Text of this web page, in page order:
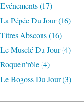
Evénements(17)
La Pépée Du Jour(16)
Titres Abscons(16)
Le Musclé Du Jour(4)
Roque'n'rôle(4)
Le Bogoss Du Jour(3)